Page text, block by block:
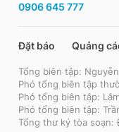
0906 645 777
Đặt báo Quảng
Tổng biên tập:
Phó tổng biên tập
Phó tổng biên tập:
Phó tổng biên tập:
Tổng thư ký tòa soạn: